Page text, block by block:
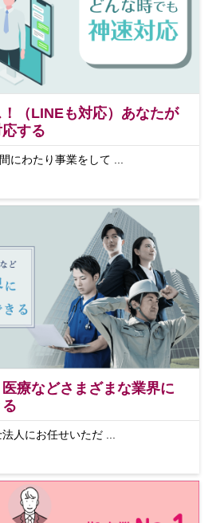
（LINEも対応）あなたが
する
にわたり事業をして ...
療などさまざまな業界に
人にお任せいただ ...